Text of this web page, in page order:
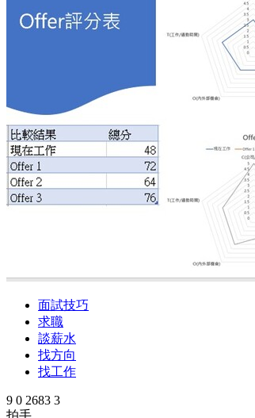
面試技巧
求職
談薪水
找方向
找工作
9 0 2683 3
拍手